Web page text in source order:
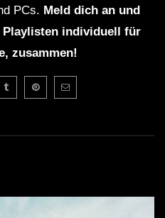
PCs. Meld dich an und
Playlisten individuell für
zusammen!